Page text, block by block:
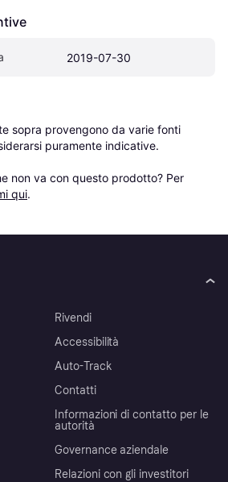
2019-07-30
sopra provengono da varie fonti
puramente indicative.
non va con questo prodotto? Per
qui.
Rivendi
Accessibilità
Auto-Track
Contatti
Informazioni di contatto per le
autorità
Governance aziendale
Relazioni con gli investitori